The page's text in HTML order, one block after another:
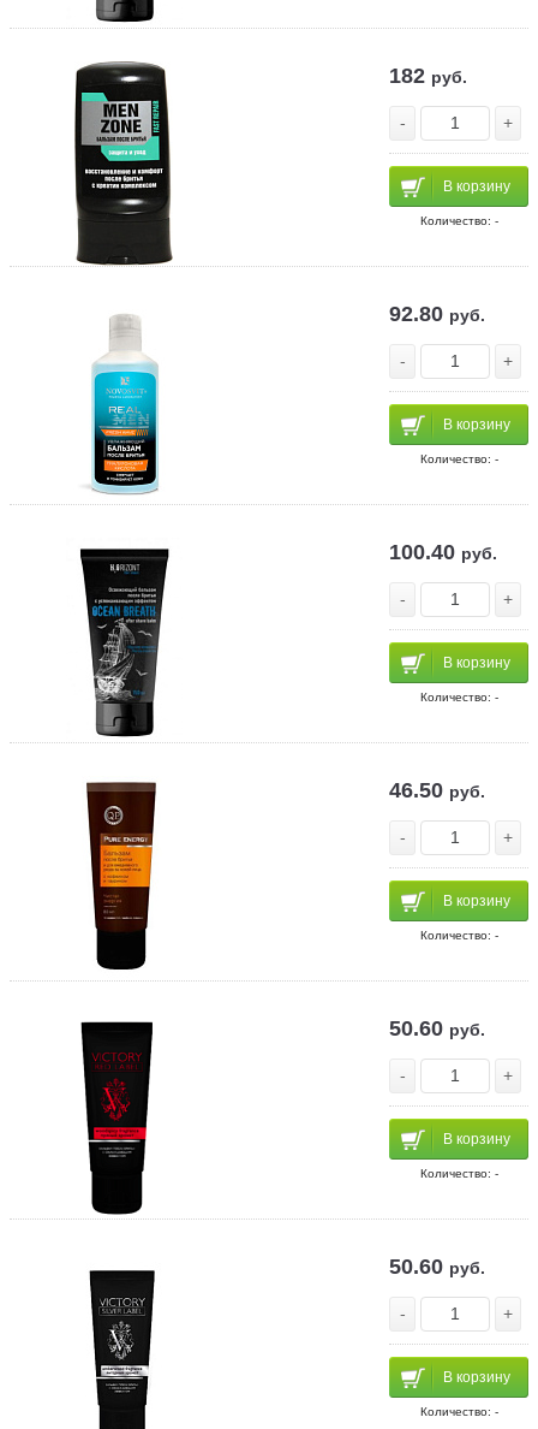
182 руб.
- +
В корзину
Количество: -
92.80 руб.
- +
В корзину
Количество: -
100.40 руб.
- +
В корзину
Количество: -
46.50 руб.
- +
В корзину
Количество: -
50.60 руб.
- +
В корзину
Количество: -
50.60 руб.
- +
В корзину
Количество: -